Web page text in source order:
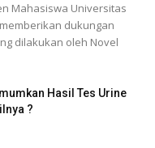
Mahasiswa Universitas
dukungan
dilakukan oleh Novel
Hasil Tes Urine
?